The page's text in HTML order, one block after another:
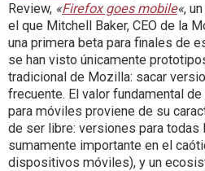
Review, «Firefox goes mobile«,
el que Mitchell Baker, CEO de la
una primera beta para finales de
se han visto únicamente
tradicional de Mozilla: sacar
frecuente. El valor fundamental
para móviles proviene de su
de ser libre: versiones para
sumamente importante en el
dispositivos móviles), y un